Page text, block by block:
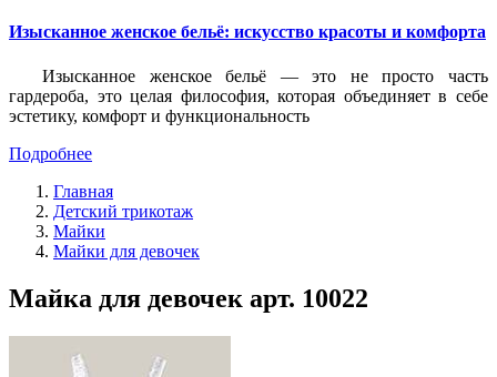
Изысканное женское бельё: искусство красоты и комфорта
Изысканное женское бельё — это не просто часть
гардероба, это целая философия, которая объединяет в себе
эстетику, комфорт и функциональность
Подробнее
Главная
Детский трикотаж
Майки
Майки для девочек
Майка для девочек арт. 10022